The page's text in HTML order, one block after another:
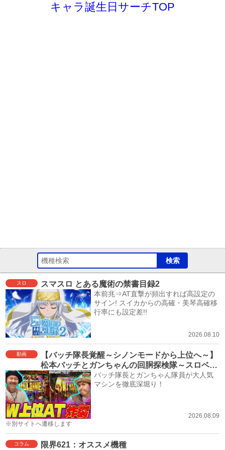
キャラ誕生日サーチTOP
スロ スマスロ とある魔術の禁書目録2
本前兆⇒AT直撃が頻出すれば高設定の
サイン! スイカからの高確・美琴高確移
行率にも設定差!!
2026.08.10
動画
【バッチ隊長覚醒～シノンモードから上位へ～】
松本バッチとガンちゃんの回胴探検隊～スロベン
チャー～ #16≪スロット ソードアート・オンライ
ンⅡ≫
バッチ隊長とガンちゃん隊員が大人気
マシンを徹底深堀り！
2026.08.09
※別サイトへ遷移します
コラム 限界621：オススメ機種